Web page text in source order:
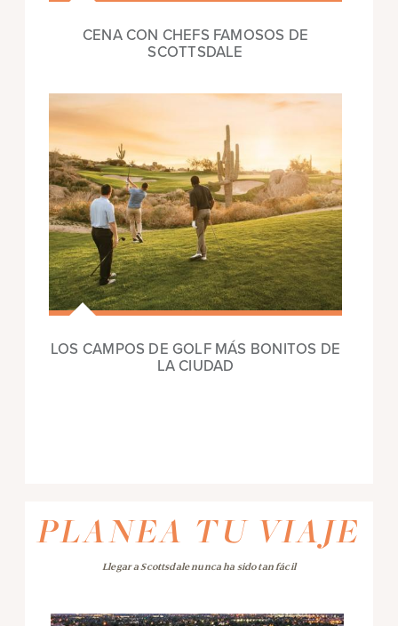
CENA CON CHEFS FAMOSOS DE
SCOTTSDALE
LOS CAMPOS DE GOLF MÁS BONITOS DE
LA CIUDAD
PLANEA TU VIAJE
Llegar a Scottsdale nunca ha sido tan fácil